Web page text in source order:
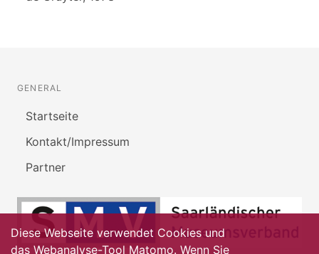
GENERAL
Startseite
Kontakt/Impressum
Partner
Diese Webseite verwendet Cookies und
das Webanalyse-Tool Matomo. Wenn Sie